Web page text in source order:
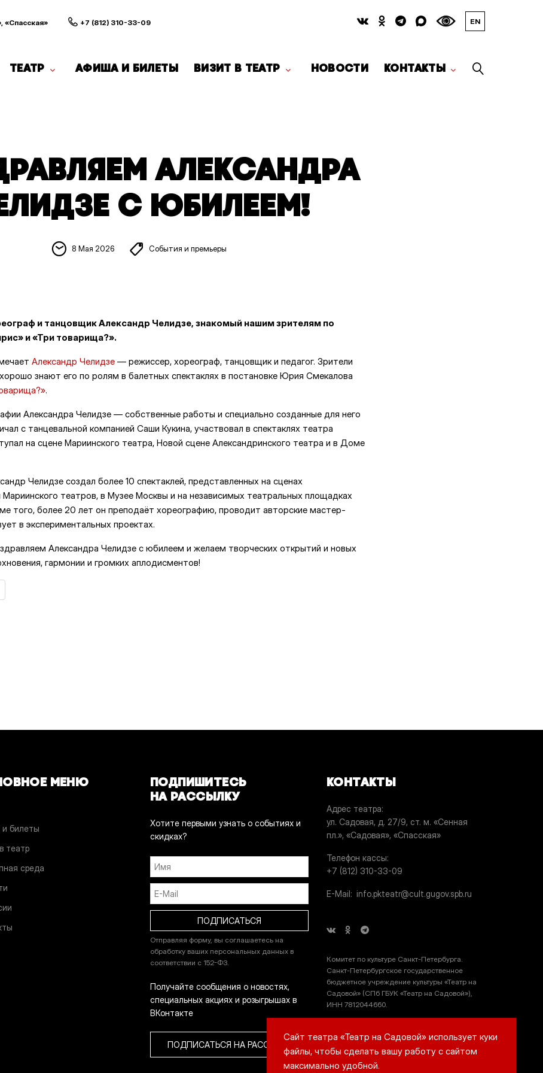
«Спасская» +7 (812) 310-33-09 EN
ТЕАТР АФИША И БИЛЕТЫ ВИЗИТ В ТЕАТР НОВОСТИ КОНТАКТЫ
АЛЕКСАНДРА
С ЮБИЛЕЕМ!
8 Мая 2026 События и премьеры
и танцовщик Александр Челидзе, знакомый нашим зрителям по
и «Три товарища?».
Александр Челидзе— режиссер, хореограф, танцовщик и педагог. Зрители
знают его по ролям в балетных спектаклях в постановке Юрия Смекалова
.
Александра Челидзе — собственные работы и специально созданные для него
с танцевальной компанией Саши Кукина, участвовал в спектаклях театра
на сцене Мариинского театра, Новой сцене Александринского театра и в Доме
Челидзе создал более 10 спектаклей, представленных на сценах
Мариинского театров, в Музее Москвы и на независимых театральных площадках
того, более 20 лет он преподаёт хореографию, проводит авторские мастер-
в экспериментальных проектах.
Александра Челидзе с юбилеем и желаем творческих открытий и новых
гармонии и громких аплодисментов!
МЕНЮ
билеты
театр
среда
ПОДПИШИТЕСЬ
НА РАССЫЛКУ
Хотите первыми узнать о событиях и
скидках?
Отправляя форму, вы соглашаетесь на
обработку ваших персональных данных в
соответствии с 152-ФЗ.
Получайте сообщения о новостях,
специальных акциях и розыгрышах в
ВКонтакте
ПОДПИСАТЬСЯ НА РАССЫЛКУ
КОНТАКТЫ
Адрес театра
ул. Садовая, д. 27/9, ст. м. «Сенная
пл.», «Садовая», «Спасская»
Телефон кассы
+7 (812) 310-33-09
E-Mail info.pkteatr@cult.gugov.spb.ru
Комитет по культуре Санкт-Петербурга.
Санкт-Петербургское государственное
бюджетное учреждение культуры «Театр на
Садовой» (СПб ГБУК «Театр на Садовой»),
ИНН 7812044660.
Сайт театра «Театр на Садовой» использует куки
файлы, чтобы сделать вашу работу с сайтом
максимально удобной.